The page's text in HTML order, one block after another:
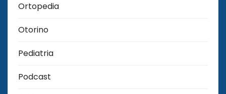
Ortopedia
Otorino
Pediatria
Podcast